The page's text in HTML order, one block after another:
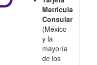
Matricula
Consular
(México
y la
mayoría
de los